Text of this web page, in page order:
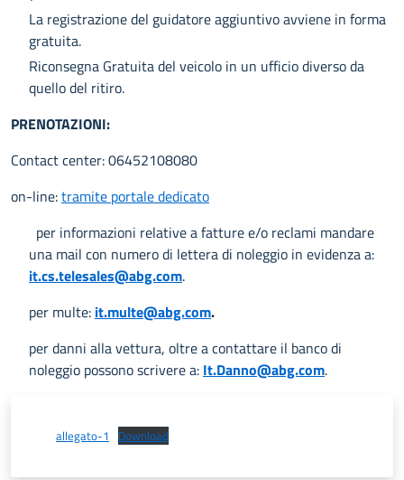
La registrazione del guidatore aggiuntivo avviene in forma
gratuita.
Riconsegna Gratuita del veicolo in un ufficio diverso da
quello del ritiro.
PRENOTAZIONI:
Contact center: 06452108080
on-line:tramite portale dedicato
per informazioni relative a fatture e/o reclami mandare
una mail con numero di lettera di noleggio in evidenza a:
it.cs.telesales@abg.com.
per multe: it.multe@abg.com.
per danni alla vettura, oltre a contattare il banco di
noleggio possono scrivere a: It.Danno@abg.com.
allegato-1 Download